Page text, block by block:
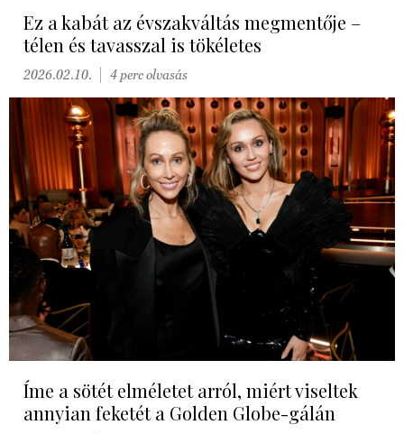
Ez a kabát az évszakváltás megmentője –
télen és tavasszal is tökéletes
2026.02.10. 4 perc olvasás
Íme a sötét elméletet arról, miért viseltek
annyian feketét a Golden Globe-gálán